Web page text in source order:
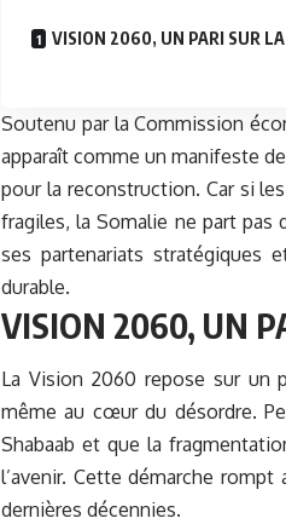
VISION 2060, UN PARI SUR
Soutenu par la Commission
apparaît comme un manifeste
pour la reconstruction. Car si
fragiles, laSomalie ne part pas
ses partenariats
durable.
VISION 2060, UN
La Vision 2060 repose sur un
même au cœur du désordre.
Shabaab et que la
l’avenir. Cette démarche
dernières décennies.